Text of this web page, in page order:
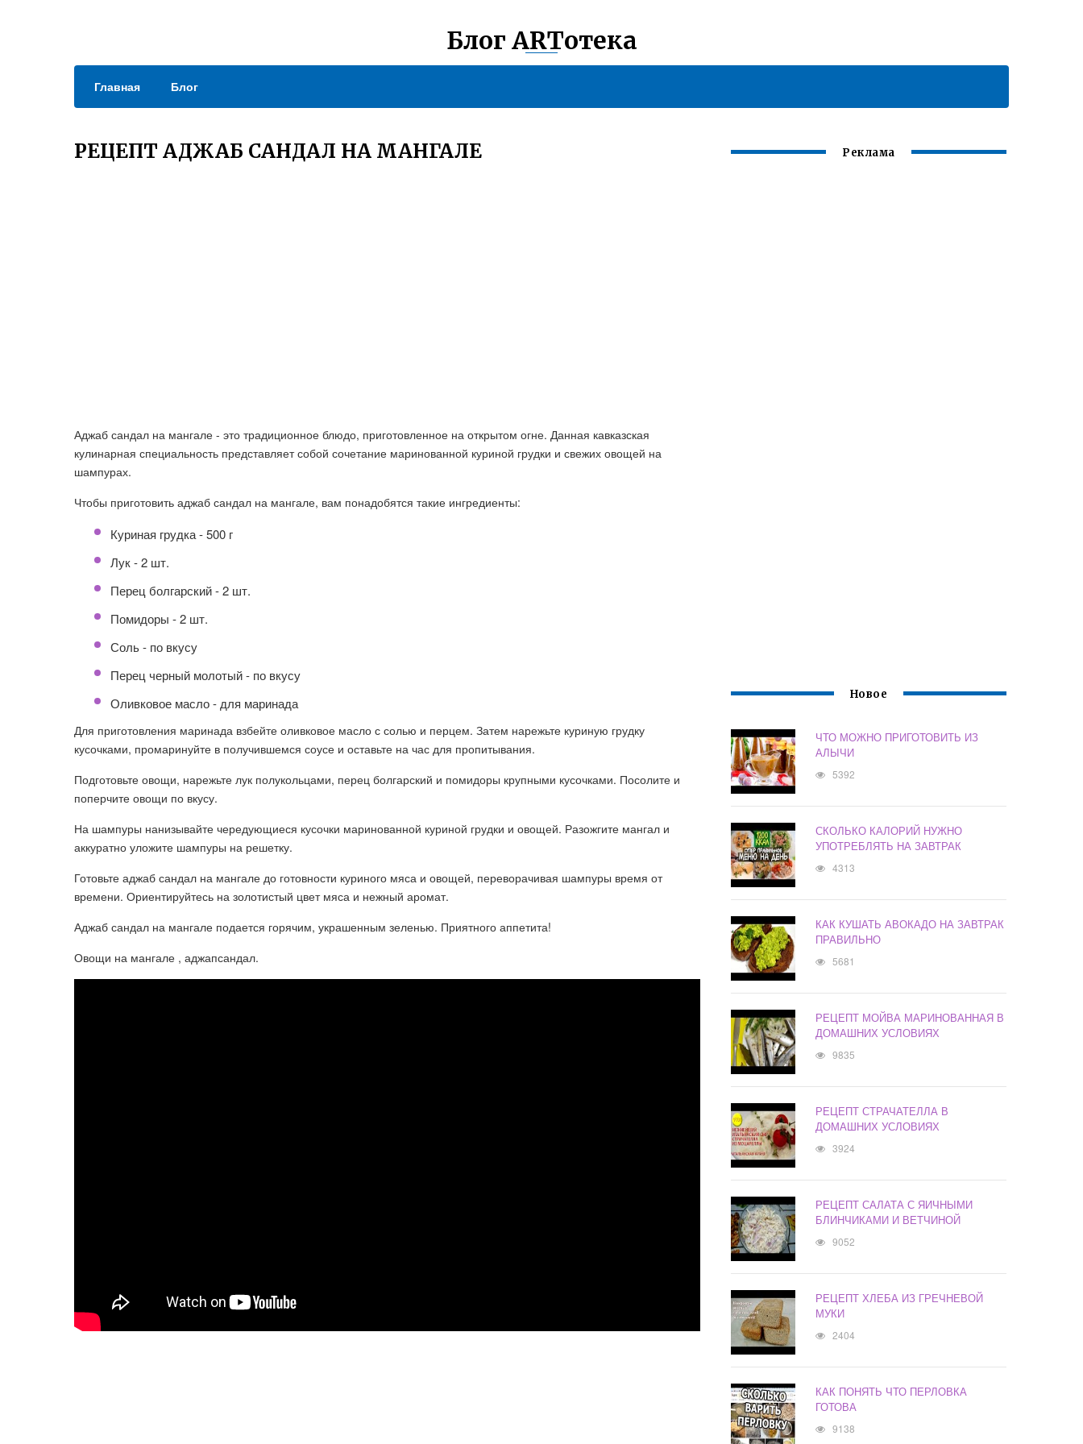
Блог ARTотека
Главная Блог
РЕЦЕПТ АДЖАБ САНДАЛ НА МАНГАЛЕ
Аджаб сандал на мангале - это традиционное блюдо, приготовленное на открытом огне. Данная кавказская
кулинарная специальность представляет собой сочетание маринованной куриной грудки и свежих овощей на
шампурах.
Чтобы приготовить аджаб сандал на мангале, вам понадобятся такие ингредиенты:
Куриная грудка - 500 г
Лук - 2 шт.
Перец болгарский - 2 шт.
Помидоры - 2 шт.
Соль - по вкусу
Перец черный молотый - по вкусу
Оливковое масло - для маринада
Для приготовления маринада взбейте оливковое масло с солью и перцем. Затем нарежьте куриную грудку
кусочками, промаринуйте в получившемся соусе и оставьте на час для пропитывания.
Подготовьте овощи, нарежьте лук полукольцами, перец болгарский и помидоры крупными кусочками. Посолите и
поперчите овощи по вкусу.
На шампуры нанизывайте чередующиеся кусочки маринованной куриной грудки и овощей. Разожгите мангал и
аккуратно уложите шампуры на решетку.
Готовьте аджаб сандал на мангале до готовности куриного мяса и овощей, переворачивая шампуры время от
времени. Ориентируйтесь на золотистый цвет мяса и нежный аромат.
Аджаб сандал на мангале подается горячим, украшенным зеленью. Приятного аппетита!
Овощи на мангале , аджапсандал.
Реклама
Новое
ЧТО МОЖНО ПРИГОТОВИТЬ ИЗ
АЛЫЧИ
5392
СКОЛЬКО КАЛОРИЙ НУЖНО
УПОТРЕБЛЯТЬ НА ЗАВТРАК
4313
КАК КУШАТЬ АВОКАДО НА ЗАВТРАК
ПРАВИЛЬНО
5681
РЕЦЕПТ МОЙВА МАРИНОВАННАЯ В
ДОМАШНИХ УСЛОВИЯХ
9835
РЕЦЕПТ СТРАЧАТЕЛЛА В
ДОМАШНИХ УСЛОВИЯХ
3924
РЕЦЕПТ САЛАТА С ЯИЧНЫМИ
БЛИНЧИКАМИ И ВЕТЧИНОЙ
9052
РЕЦЕПТ ХЛЕБА ИЗ ГРЕЧНЕВОЙ
МУКИ
2404
КАК ПОНЯТЬ ЧТО ПЕРЛОВКА
ГОТОВА
9138